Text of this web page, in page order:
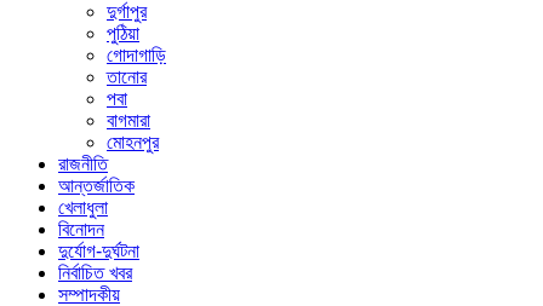
দুর্গাপুর
পুঠিয়া
গোদাগাড়ি
তানোর
পবা
বাগমারা
মোহনপুর
রাজনীতি
আন্তর্জাতিক
খেলাধুলা
বিনোদন
দুর্যোগ-দুর্ঘটনা
নির্বাচিত খবর
সম্পাদকীয়